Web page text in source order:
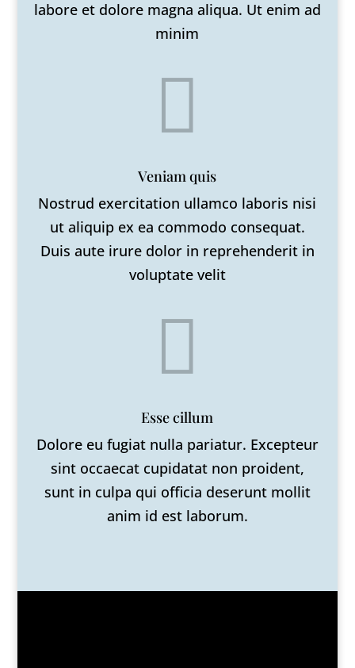
labore et dolore magna aliqua. Ut enim ad
minim

Veniam quis
Nostrud exercitation ullamco laboris nisi
ut aliquip ex ea commodo consequat.
Duis aute irure dolor in reprehenderit in
voluptate velit

Esse cillum
Dolore eu fugiat nulla pariatur. Excepteur
sint occaecat cupidatat non proident,
sunt in culpa qui officia deserunt mollit
anim id est laborum.